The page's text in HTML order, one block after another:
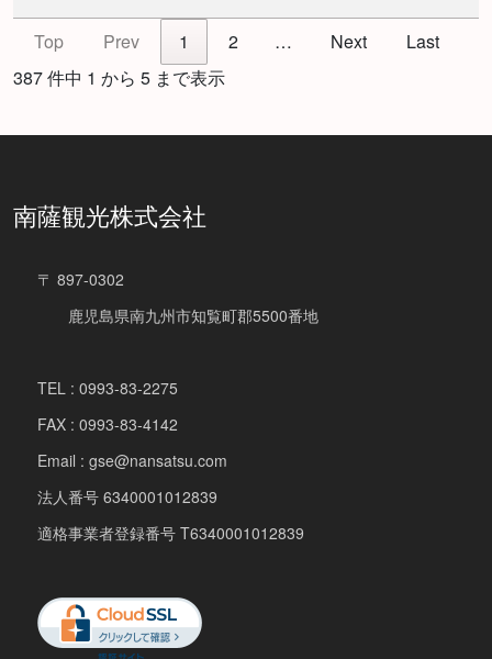
Top Prev 1 2 … Next
Last
387 件中 1 から 5 まで表示
南薩観光株式会社
〒 897-0302
鹿児島県南九州市知覧町郡5500番地
TEL : 0993-83-2275
FAX : 0993-83-4142
Email : gse@nansatsu.com
法人番号 6340001012839
適格事業者登録番号 T6340001012839